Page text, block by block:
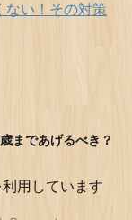
ない！その対策
まであげるべき？
用しています